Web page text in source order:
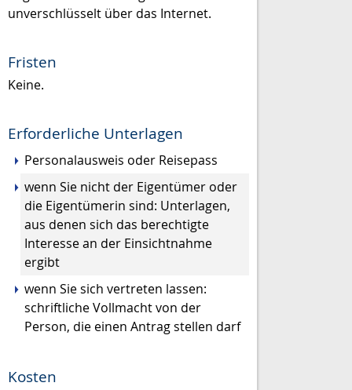
unverschlüsselt über das Internet.
Fristen
Keine.
Erforderliche Unterlagen
Personalausweis oder Reisepass
wenn Sie nicht der Eigentümer oder
die Eigentümerin sind: Unterlagen,
aus denen sich das berechtigte
Interesse an der Einsichtnahme
ergibt
wenn Sie sich vertreten lassen:
schriftliche Vollmacht von der
Person, die einen Antrag stellen darf
Kosten